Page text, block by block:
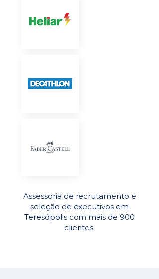
Assessoria de recrutamento e
seleção de executivos em
Teresópolis com mais de 900
clientes.